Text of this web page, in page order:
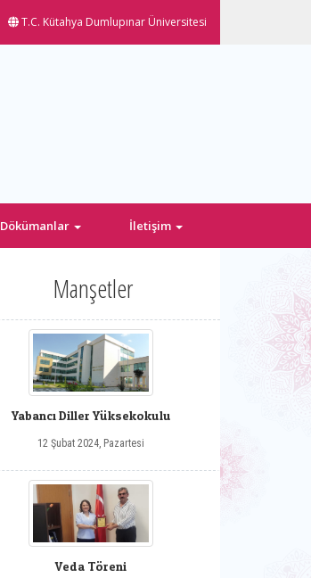
T.C. Kütahya Dumlupınar Üniversitesi
Dökümanlar İletişim
Manşetler
Yabancı Diller Yüksekokulu
12 Şubat 2024, Pazartesi
Veda Töreni